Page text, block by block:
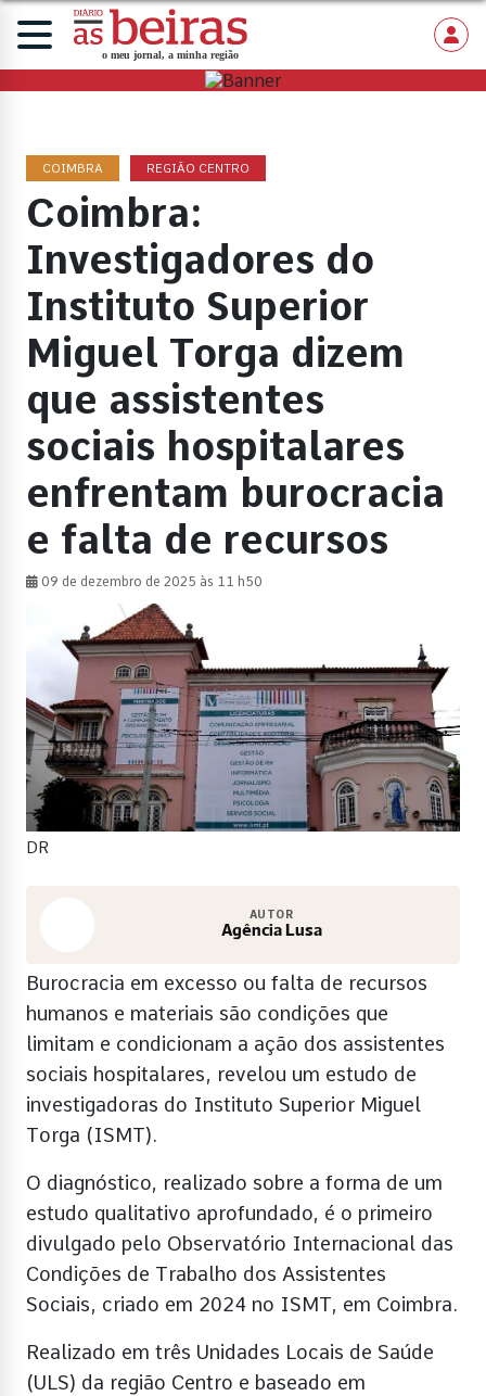
COIMBRA REGIÃO CENTRO
Coimbra:
Investigadores do
Instituto Superior
Miguel Torga dizem
que assistentes
sociais hospitalares
enfrentam burocracia
e falta de recursos
09 de dezembro de 2025 às 11 h50
DR
AUTOR
Agência Lusa
Burocracia em excesso ou falta de recursos
humanos e materiais são condições que
limitam e condicionam a ação dos assistentes
sociais hospitalares, revelou um estudo de
investigadoras do Instituto Superior Miguel
Torga (ISMT).
O diagnóstico, realizado sobre a forma de um
estudo qualitativo aprofundado, é o primeiro
divulgado pelo Observatório Internacional das
Condições de Trabalho dos Assistentes
Sociais, criado em 2024 no ISMT, em Coimbra.
Realizado em três Unidades Locais de Saúde
(ULS) da região Centro e baseado em